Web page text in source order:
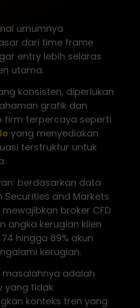
umumnya
dari time frame
entry lebih selaras
utama.
konsisten, diperlukan
grafik dan
firm terpercaya seperti
yang menyediakan
terstruktur untuk
berdasarkan data
Securities and Markets
broker CFD
angka kerugian klien
hingga 89% akun
kerugian.
masalahnya adalah
yang tidak
konteks tren yang